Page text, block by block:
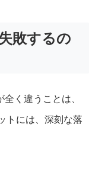
敗するの
く違うことは、
トには、深刻な落